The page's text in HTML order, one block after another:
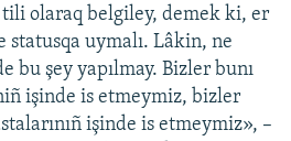
olaraq belgiley, demek ki, er
statusqa uymalı. Lâkin, ne
bu şey yapılmay. Bizler bunı
işinde is etmeymiz, bizler
işinde is etmeymiz», –